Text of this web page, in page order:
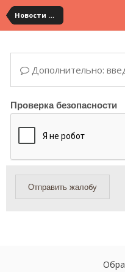
Новости сервиса
Дополнительно:
Проверка безопасности
Отправить жалобу